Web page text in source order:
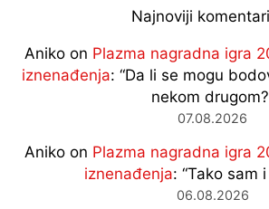
Najnoviji
Anikoon Plazma nagradna igra
iznenađenja: “Da li se mogu
nekom drugom?
07.08.2026
Anikoon Plazma nagradna igra
iznenađenja: “Tako sam
06.08.2026